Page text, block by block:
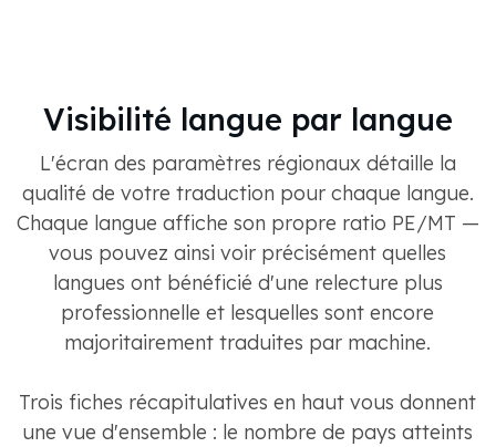
Visibilité langue par langue
L'écran des paramètres régionaux détaille la
qualité de votre traduction pour chaque langue.
Chaque langue affiche son propre ratio PE/MT —
vous pouvez ainsi voir précisément quelles
langues ont bénéficié d'une relecture plus
professionnelle et lesquelles sont encore
majoritairement traduites par machine.
Trois fiches récapitulatives en haut vous donnent
une vue d'ensemble : le nombre de pays atteints